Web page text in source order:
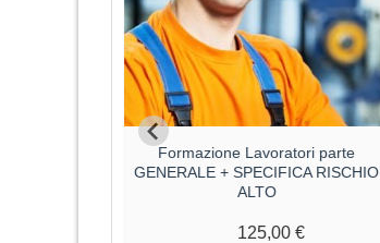
Formazione Lavoratori parte
GENERALE + SPECIFICA RISCHIO
ALTO
125,00 €